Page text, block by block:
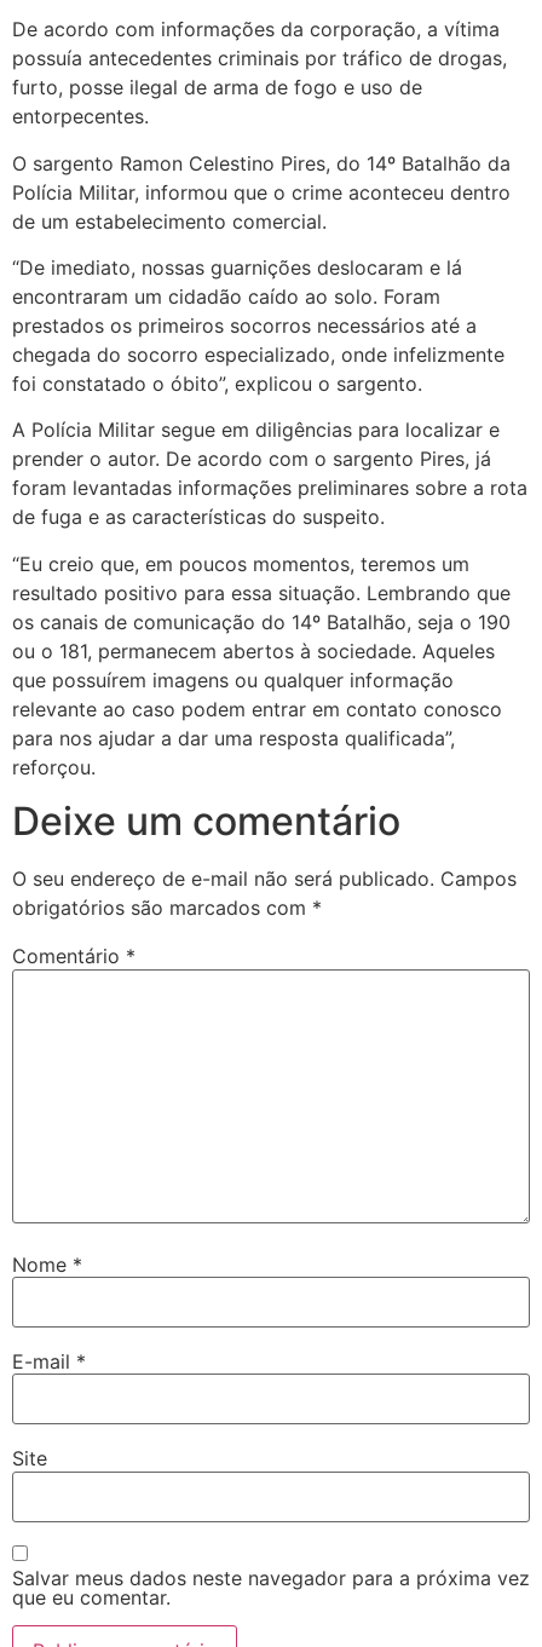
De acordo com informações da corporação, a vítima
possuía antecedentes criminais por tráfico de drogas,
furto, posse ilegal de arma de fogo e uso de
entorpecentes.
O sargento Ramon Celestino Pires, do 14º Batalhão da
Polícia Militar, informou que o crime aconteceu dentro
de um estabelecimento comercial.
“De imediato, nossas guarnições deslocaram e lá
encontraram um cidadão caído ao solo. Foram
prestados os primeiros socorros necessários até a
chegada do socorro especializado, onde infelizmente
foi constatado o óbito”, explicou o sargento.
A Polícia Militar segue em diligências para localizar e
prender o autor. De acordo com o sargento Pires, já
foram levantadas informações preliminares sobre a rota
de fuga e as características do suspeito.
“Eu creio que, em poucos momentos, teremos um
resultado positivo para essa situação. Lembrando que
os canais de comunicação do 14º Batalhão, seja o 190
ou o 181, permanecem abertos à sociedade. Aqueles
que possuírem imagens ou qualquer informação
relevante ao caso podem entrar em contato conosco
para nos ajudar a dar uma resposta qualificada”,
reforçou.
Deixe um comentário
O seu endereço de e-mail não será publicado. Campos
obrigatórios são marcados com *
Comentário *
Nome *
E-mail *
Site
Salvar meus dados neste navegador para a próxima vez
que eu comentar.